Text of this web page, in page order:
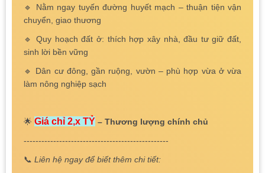
🔹 Nằm ngay tuyến đường huyết mạch – thuận tiện vận
chuyển, giao thương
🔹 Quy hoạch đất ở: thích hợp xây nhà, đầu tư giữ đất,
sinh lời bền vững
🔹 Dân cư đông, gần ruộng, vườn – phù hợp vừa ở vừa
làm nông nghiệp sạch
🌟 Giá chỉ 2,x TỶ – Thương lượng chính chủ
-------------------------------------------------
📞 Liên hệ ngay để biết thêm chi tiết: